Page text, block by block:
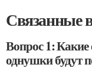
Связанные
Вопрос 1: Какие
однушки будут